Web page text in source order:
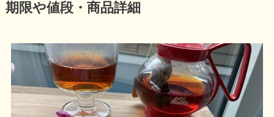
期限や値段・商品詳細